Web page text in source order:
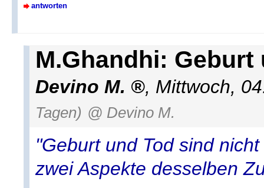
antworten
M.Ghandhi: Geburt
Devino M. , Mittwoch,
Tagen) @ Devino M.
"Geburt und Tod sind
zwei Aspekte desselben